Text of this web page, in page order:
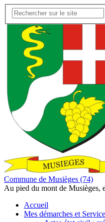
Commune de Musièges (74)
Au pied du mont de Musièges,
Accueil
Mes démarches et